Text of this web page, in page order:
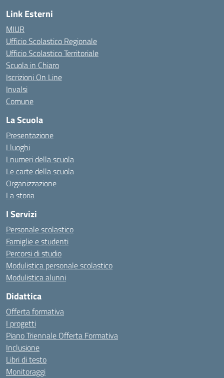
Link Esterni
MIUR
Ufficio Scolastico Regionale
Ufficio Scolastico Territoriale
Scuola in Chiaro
Iscrizioni On Line
Invalsi
Comune
La Scuola
Presentazione
I luoghi
I numeri della scuola
Le carte della scuola
Organizzazione
La storia
I Servizi
Personale scolastico
Famiglie e studenti
Percorsi di studio
Modulistica personale scolastico
Modulistica alunni
Didattica
Offerta formativa
I progetti
Piano Triennale Offerta Formativa
Inclusione
Libri di testo
Monitoraggi